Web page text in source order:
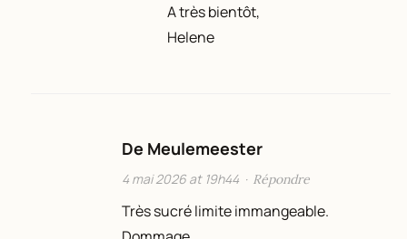
A très bientôt,
Helene
De Meulemeester
4 mai 2026 at 19h44· Répondre
Très sucré limite immangeable.